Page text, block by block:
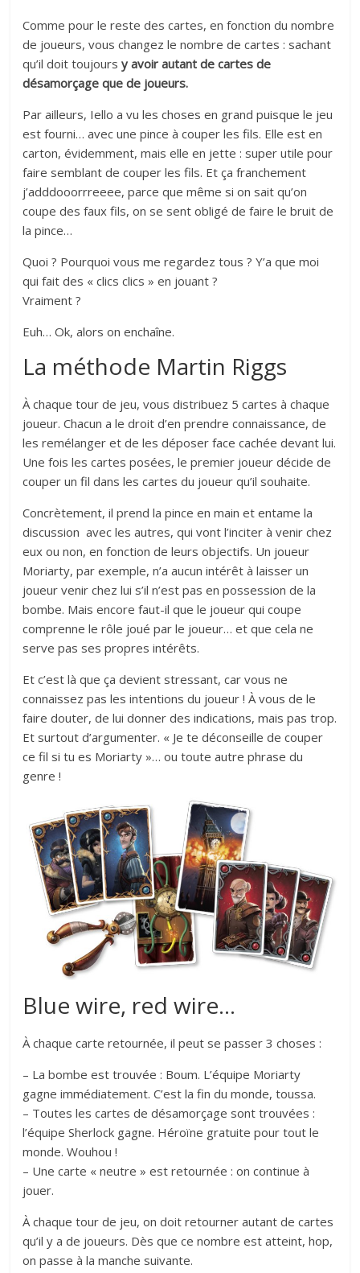
Comme pour le reste des cartes, en fonction du nombre
de joueurs, vous changez le nombre de cartes : sachant
qu’il doit toujoursy avoir autant de cartes de
désamorçage que de joueurs.
Par ailleurs, Iello a vu les choses en grand puisque le jeu
est fourni… avec une pince à couper les fils. Elle est en
carton, évidemment, mais elle en jette : super utile pour
faire semblant de couper les fils. Et ça franchement
j’adddooorrreeee, parce que même si on sait qu’on
coupe des faux fils, on se sent obligé de faire le bruit de
la pince…
Quoi ? Pourquoi vous me regardez tous ? Y’a que moi
qui fait des « clics clics » en jouant ?
Vraiment ?
Euh… Ok, alors on enchaîne.
La méthode Martin Riggs
À chaque tour de jeu, vous distribuez 5 cartes à chaque
joueur. Chacun a le droit d’en prendre connaissance, de
les remélanger et de les déposer face cachée devant lui.
Une fois les cartes posées, le premier joueur décide de
couper un fil dans les cartes du joueur qu’il souhaite.
Concrètement, il prend la pince en main et entame la
discussion avec les autres, qui vont l’inciter à venir chez
eux ou non, en fonction de leurs objectifs. Un joueur
Moriarty, par exemple, n’a aucun intérêt à laisser un
joueur venir chez lui s’il n’est pas en possession de la
bombe. Mais encore faut-il que le joueur qui coupe
comprenne le rôle joué par le joueur… et que cela ne
serve pas ses propres intérêts.
Et c’est là que ça devient stressant, car vous ne
connaissez pas les intentions du joueur ! À vous de le
faire douter, de lui donner des indications, mais pas trop.
Et surtout d’argumenter. « Je te déconseille de couper
ce fil si tu es Moriarty »… ou toute autre phrase du
genre !
Blue wire, red wire…
À chaque carte retournée, il peut se passer 3 choses :
– La bombe est trouvée : Boum. L’équipe Moriarty
gagne immédiatement. C’est la fin du monde, toussa.
– Toutes les cartes de désamorçage sont trouvées :
l’équipe Sherlock gagne. Héroïne gratuite pour tout le
monde. Wouhou !
– Une carte « neutre » est retournée : on continue à
jouer.
À chaque tour de jeu, on doit retourner autant de cartes
qu’il y a de joueurs. Dès que ce nombre est atteint, hop,
on passe à la manche suivante.